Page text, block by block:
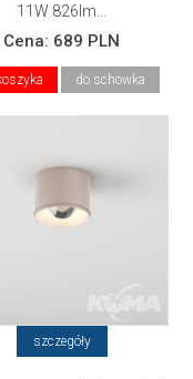
11W 826lm...
Cena: 689 PLN
do schowka
szczegóły